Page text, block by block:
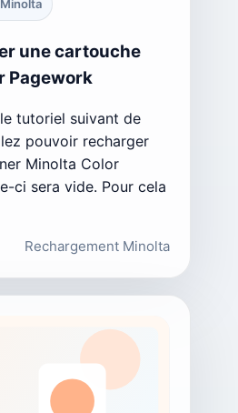
une cartouche
Pagework
tutoriel suivant de
pouvoir recharger
Minolta Color
ci sera vide. Pour cela
Rechargement Minolta